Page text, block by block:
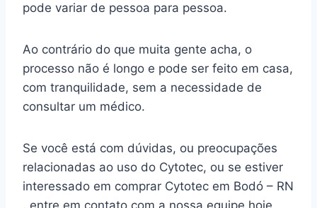
pode variar de pessoa para pessoa.
Ao contrário do que muita gente acha, o
processo não é longo e pode ser feito em casa,
com tranquilidade, sem a necessidade de
consultar um médico.
Se você está com dúvidas, ou preocupações
relacionadas ao uso do Cytotec, ou se estiver
interessado em comprar Cytotec em Bodó – RN